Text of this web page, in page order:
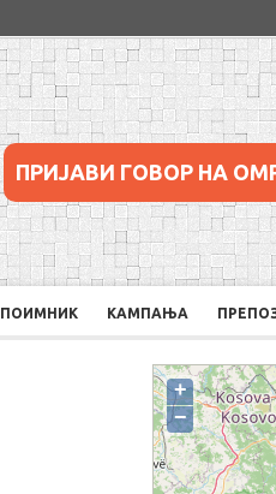
ПРИЈАВИ ГОВОР НА
ПОИМНИК КАМПАЊА
+
−